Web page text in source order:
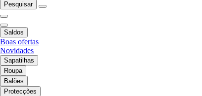
Pesquisar
Saldos
Boas ofertas
Novidades
Sapatilhas
Roupa
Balões
Protecções